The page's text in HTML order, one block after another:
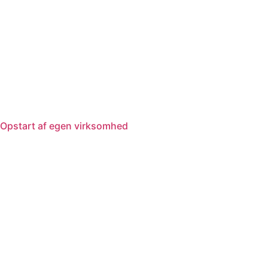
Opstart af egen virksomhed